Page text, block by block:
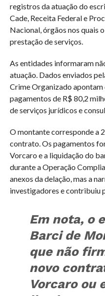
registros da atuação do
Cade, Receita Federal e
Nacional, órgãos nos quais
prestação de serviços.
As entidades informaram
atuação. Dados enviados
Crime Organizado
pagamentos de R$ 80,2
de serviços jurídicos e
O montante corresponde a
contrato. Os pagamentos
Vorcaro e a liquidação do
durante a Operação
anexos da delação, mas a
investigadores e contribuiu
Em nota, o
Barci de
que não
novo
Vorcaro ou